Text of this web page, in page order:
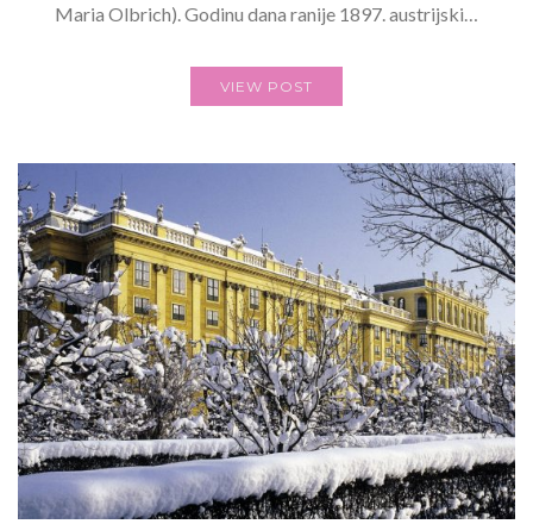
Maria Olbrich). Godinu dana ranije 1897. austrijski…
VIEW POST